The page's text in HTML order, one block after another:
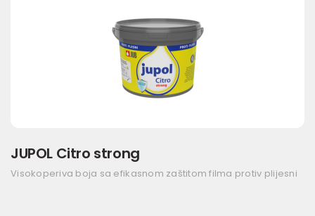
JUPOL Citro strong
Visokoperiva boja sa efikasnom zaštitom filma protiv plijesni